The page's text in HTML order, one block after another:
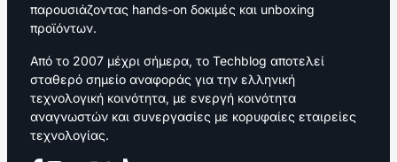
παρουσιάζοντας hands-on δοκιμές και unboxing
προϊόντων.
Από το 2007 μέχρι σήμερα, το Techblog αποτελεί
σταθερό σημείο αναφοράς για την ελληνική
τεχνολογική κοινότητα, με ενεργή κοινότητα
αναγνωστών και συνεργασίες με κορυφαίες εταιρείες
τεχνολογίας.